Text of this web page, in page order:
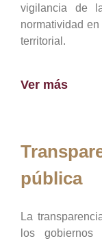
vigilancia de
normatividad
territorial.
Ver más
pública
La
los